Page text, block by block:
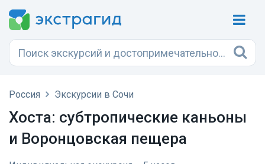
Россия Экскурсии в Сочи
Хоста: субтропические каньоны
и Воронцовская пещера